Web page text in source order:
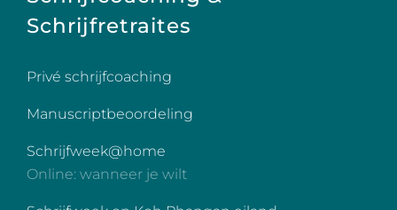
Schrijfretraites
Privé schrijfcoaching
Manuscriptbeoordeling
Schrijfweek@home
Online: wanneer je wilt